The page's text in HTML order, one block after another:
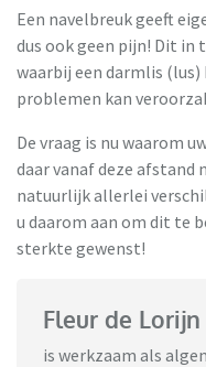
Een navelbreuk geeft
dus ook geen pijn! Dit
waarbij een darmlis
problemen kan
De vraag is nu waarom
daar vanaf deze
natuurlijk allerlei
u daarom aan om dit te
sterkte gewenst!
Fleur de Lorijn
is werkzaam als